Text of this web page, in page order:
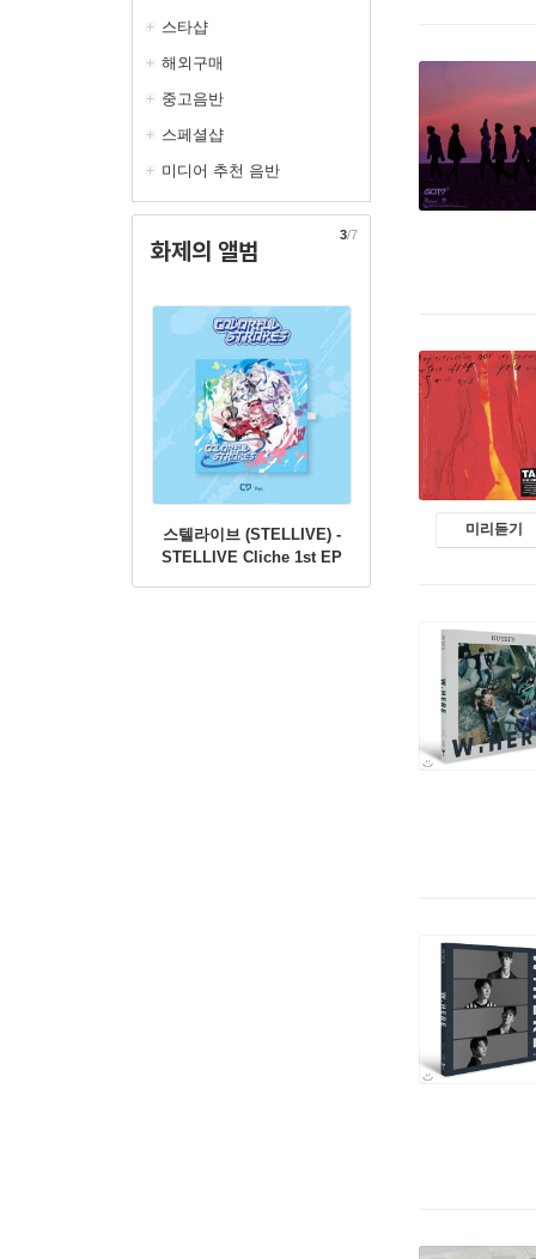
스타샵
해외구매
중고음반
스페셜샵
미디어 추천 음반
화제의 앨범
스텔라이브 (STELLIVE) -
STELLIVE Cliche 1st EP
3/7
미리듣기